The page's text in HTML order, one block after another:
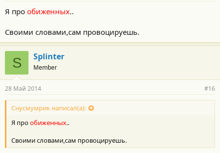
Я про обиженных..
Своими словами,сам провоцируешь.
S Splinter
Member
28 Май 2014 #16
Снусмумрик написал(а):
Я прообиженных..
Своими словами,сам провоцируешь.